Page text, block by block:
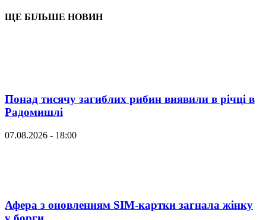
ЩЕ БІЛЬШЕ НОВИН
Понад тисячу загиблих рибин виявили в річці в
Радомишлі
07.08.2026 - 18:00
Афера з оновленням SIM-картки загнала жінку